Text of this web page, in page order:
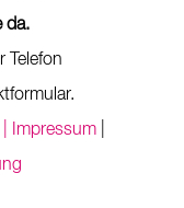
da.
Telefon
| Impressum